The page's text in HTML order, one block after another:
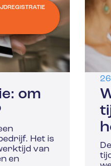
om
Het is
van
en